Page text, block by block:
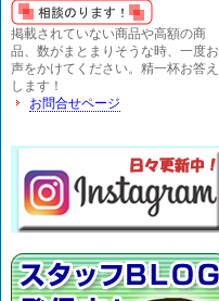
掲載されていない商品や高額の商
品、数がまとまりそうな時、一度お
声をかけてください。精一杯お答え
します！
お問合せページ